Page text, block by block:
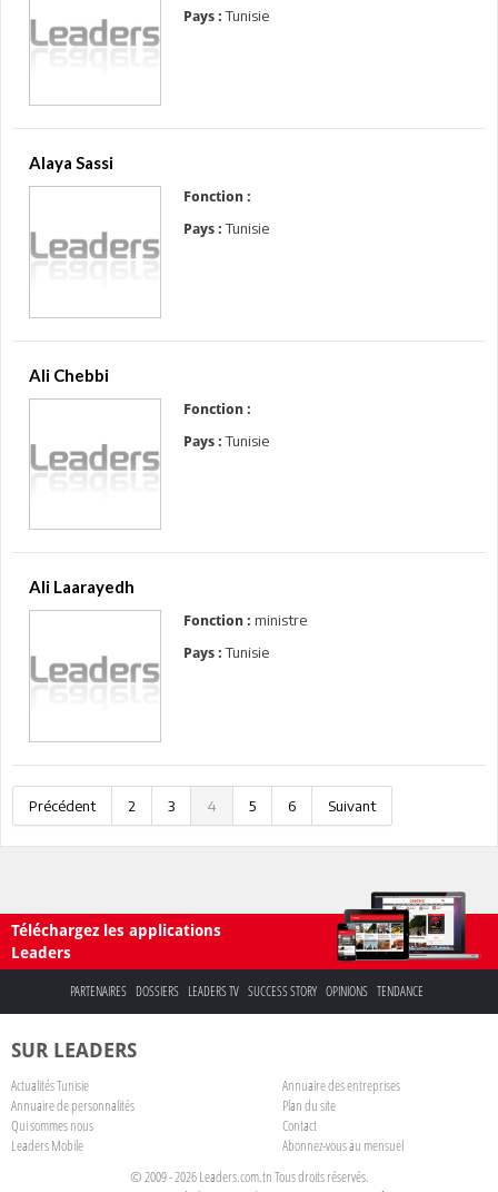
Pays : Tunisie
Alaya Sassi
Fonction :
Pays : Tunisie
Ali Chebbi
Fonction :
Pays : Tunisie
Ali Laarayedh
Fonction : ministre
Pays : Tunisie
Précédent 2 3 4 5 6 Suivant
Téléchargez les applications
Leaders
PARTENAIRES DOSSIERS LEADERS TV SUCCESS STORY OPINIONS TENDANCE
SUR LEADERS
Actualités Tunisie
Annuaire des entreprises
Annuaire de personnalités
Plan du site
Qui sommes nous
Contact
Leaders Mobile
Abonnez-vous au mensuel
© 2009 - 2026 Leaders.com.tn Tous droits réservés.